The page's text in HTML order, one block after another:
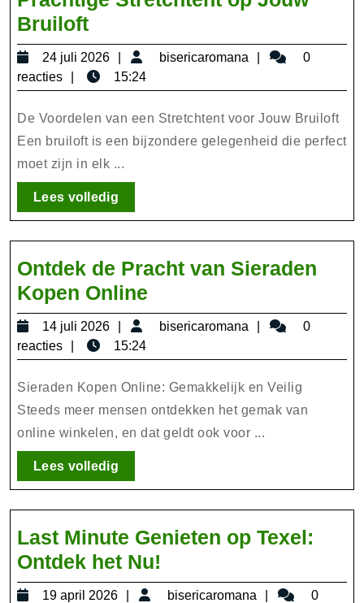
BruiloftUnieke
Sfeer:
Trouwen
in
een
Prachtige
Stretchtent
op
Jouw
Bruiloft
24 juli 2026
24
juli
2026
bisericaromana bisericaromana
0
reacties
15:24
De Voordelen van een Stretchtent voor Jouw Bruiloft
Een bruiloft is een bijzondere gelegenheid die perfect
moet zijn in elk ...
Lees volledigLees
volledig
Ontdek de Pracht van Sieraden
Kopen Online
de
van
Sieraden
Kopen
Online
14 juli 2026
14
juli
2026
bisericaromana bisericaromana
0
reacties
15:24
Sieraden Kopen Online: Gemakkelijk en Veilig
Steeds meer mensen ontdekken het gemak van
online winkelen, en dat geldt ook voor ...
Lees volledigLees
volledig
Last Minute Genieten op Texel:
Ontdek het Nu!
Minute
19 april 2026
19
bisericaromana bisericaromana
0